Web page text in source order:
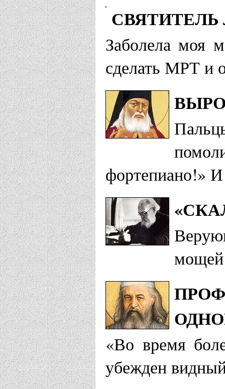
СВЯТИТЕЛЬ
Заболела моя
сделать МРТ и
фортепиано!»
мощей
«Во время
убежден